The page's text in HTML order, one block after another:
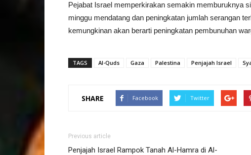
Pejabat Israel memperkirakan semakin memburuknya
minggu mendatang dan peningkatan jumlah serangan
kemungkinan akan berarti peningkatan pembunuhan
TAGS Al-Quds Gaza Palestina Penjajah Israel
SHARE Facebook Twitter
Previous article
Penjajah Israel Rampok Tanah Al-Hamra di Al-